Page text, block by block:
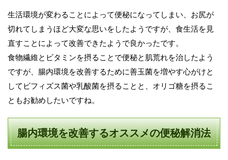
生活環境が変わることによって便秘になってしまい、お尻が
切れてしまうほど大変な思いをしたようですが、食生活を見
直すことによって改善できたようで良かったです。
食物繊維とビタミンを摂ることで便秘と肌荒れを治したよう
ですが、腸内環境を改善するために善玉菌を増やす心がけと
してビフィズス菌や乳酸菌を摂ることと、オリゴ糖を摂るこ
ともお勧めしたいですね。
腸内環境を改善するオススメの便秘解消法